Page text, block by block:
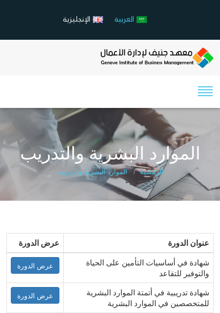
العربية الإنجليزية
الموارد البشرية والتدريب
الرئيسية الموارد البشرية والتدريب
عنوان الدورة
عرض الدورة
شهادة في أساسيات التأمين على الحياة
والتوفير للتقاعد
عرض الدورة
شهادة تدريبية في أتمتة الموارد البشرية
للمتخصصين في الموارد البشرية
عرض الدورة